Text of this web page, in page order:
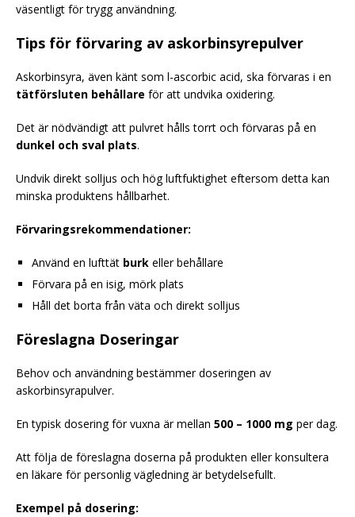
väsentligt för trygg användning.
Tips för förvaring av askorbinsyrepulver
Askorbinsyra, även känt som l-ascorbic acid, ska förvaras i en
tätförsluten behållare för att undvika oxidering.
Det är nödvändigt att pulvret hålls torrt och förvaras på en
dunkel och sval plats.
Undvik direkt solljus och hög luftfuktighet eftersom detta kan
minska produktens hållbarhet.
Förvaringsrekommendationer:
Använd en lufttät burk eller behållare
Förvara på en isig, mörk plats
Håll det borta från väta och direkt solljus
Föreslagna Doseringar
Behov och användning bestämmer doseringen av
askorbinsyrapulver.
En typisk dosering för vuxna är mellan 500 – 1000 mg per dag.
Att följa de föreslagna doserna på produkten eller konsultera
en läkare för personlig vägledning är betydelsefullt.
Exempel på dosering: